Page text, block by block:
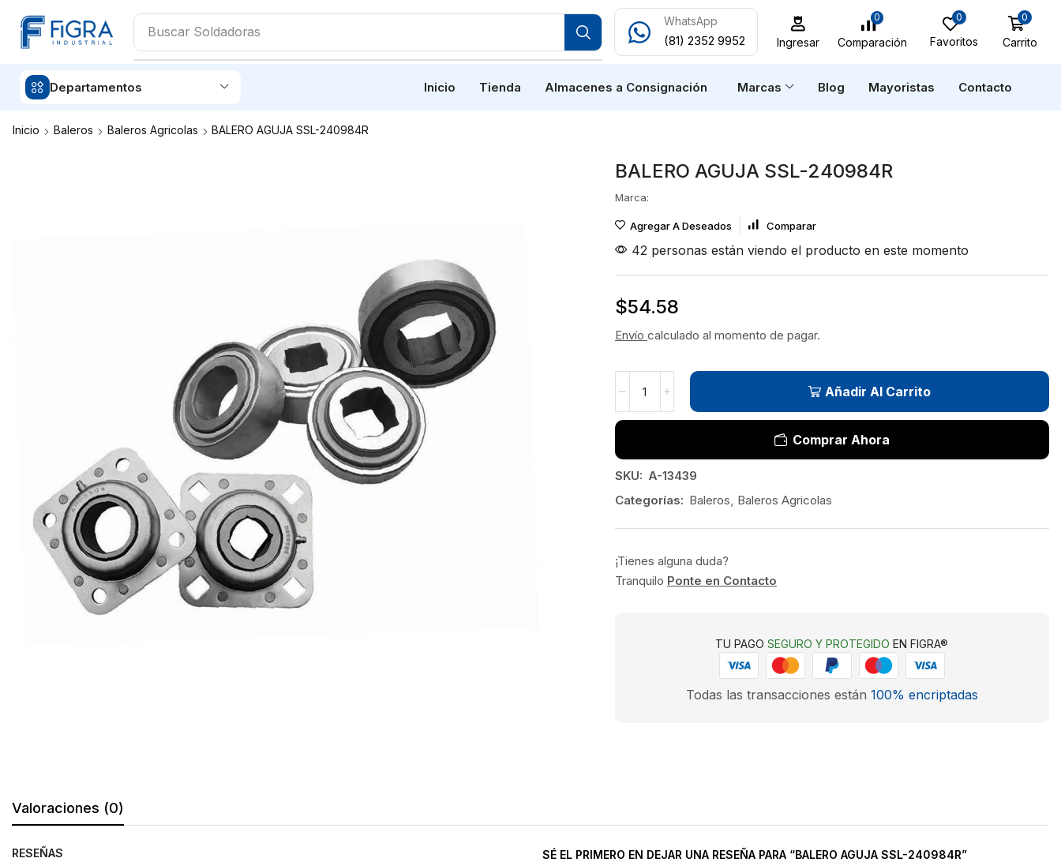
Buscar Aceites
WhatsApp
(81) 2352 9952 Ingresar
0
Comparación
0
Favoritos
0
Carrito
Departamentos Inicio Tienda Almacenes a Consignación Marcas Blog Mayoristas Contacto
Inicio Baleros Baleros Agricolas BALERO AGUJA SSL-240984R
BALERO AGUJA SSL-240984R
Marca:
Agregar A Deseados Comparar
42 personas están viendo el producto en este momento
$54.58
Envío calculado al momento de pagar.
Añadir Al Carrito
Comprar Ahora
SKU: A-13439
Categorías: Baleros, Baleros Agricolas
¡Tienes alguna duda?
Tranquilo Ponte en Contacto
TU PAGOSEGURO Y PROTEGIDO EN FIGRA®
Todas las transacciones están 100% encriptadas
Valoraciones (0)
RESEÑAS SÉ EL PRIMERO EN DEJAR UNA RESEÑA PARA “BALERO AGUJA SSL-240984R”